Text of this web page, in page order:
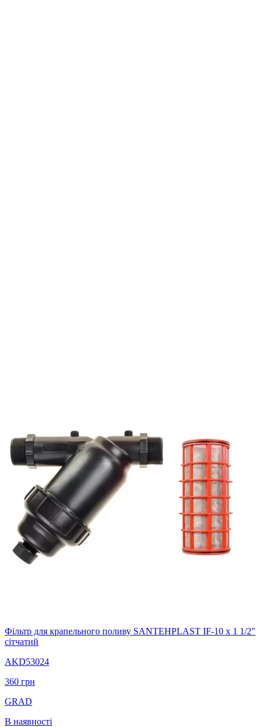
Фільтр для крапельного поливу SANTEHPLAST IF-10 х 1 1/2"
сітчатий
AKD53024
360 грн
GRAD
В наявності